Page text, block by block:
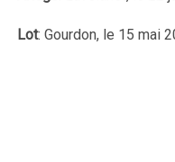
Lot: Gourdon, le 15 mai